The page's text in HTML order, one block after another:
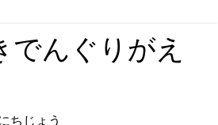
でんぐりがえ
ちじょう